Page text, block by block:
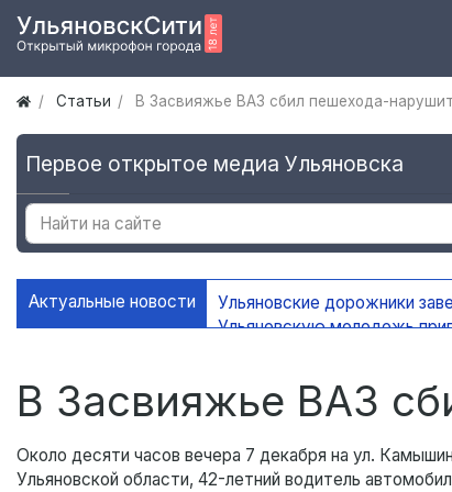
Статьи В Засвияжье ВАЗ сбил пешехода-
Первое открытое медиа Ульяновска
Актуальные новости Ульяновские дорожники
Ульяновскую молодежь
В Засвияжье ВАЗ
Около десяти часов вечера 7 декабря на ул.
Ульяновской области, 42-летний водитель